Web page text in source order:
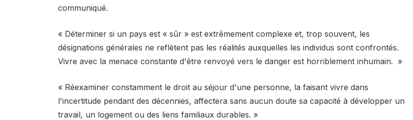
communiqué.
« Déterminer si un pays est « sûr » est extrêmement complexe et, trop souvent, les
désignations générales ne reflètent pas les réalités auxquelles les individus sont confrontés.
Vivre avec la menace constante d'être renvoyé vers le danger est horriblement inhumain. »
« Réexaminer constamment le droit au séjour d'une personne, la faisant vivre dans
l'incertitude pendant des décennies, affectera sans aucun doute sa capacité à développer un
travail, un logement ou des liens familiaux durables. »